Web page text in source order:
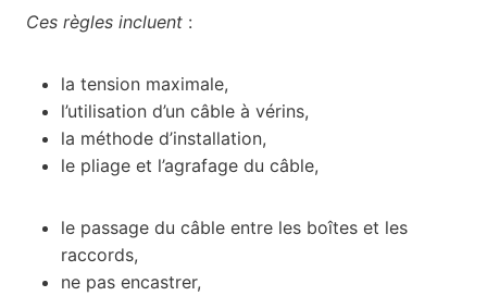
Ces règles incluent :
la tension maximale,
l’utilisation d’un câble à vérins,
la méthode d’installation,
le pliage et l’agrafage du câble,
le passage du câble entre les boîtes et les
raccords,
ne pas encastrer,